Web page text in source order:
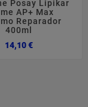
Posay Lipikar
AP+ Max
Reparador
400ml
14,10 €Preço